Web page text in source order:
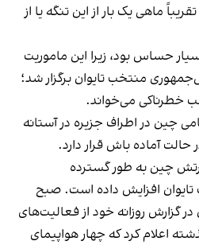
ماهی یک بار از این تنگه یا از
حساس بود، زیرا این ماموریت
منتخب تایوان برگزار شد؛
خطرناکی می‌خواند.
چین در اطراف جزیره در آستانه
آماده باش قرار دارد.
چین به طور گسترده
تایوان افزایش داده است. صبح
گزارش روزانه خود از فعالیت‌های
۲۴ ساعت گذشته اعلام کرد که چهار هواپیمای